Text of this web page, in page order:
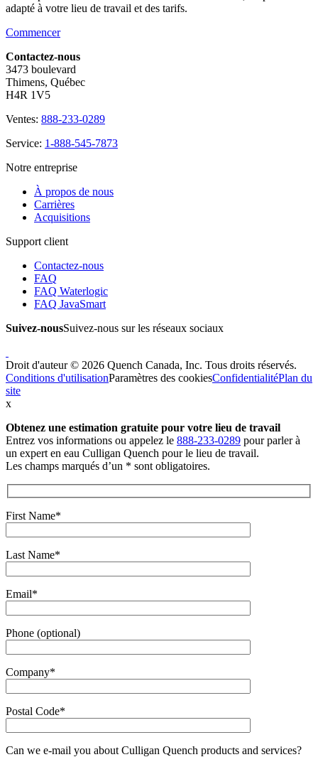
adapté à votre lieu de travail et des tarifs.
Commencer
Contactez-nous
3473 boulevard
Thimens, Québec
H4R 1V5
Ventes: 888-233-0289
Service: 1-888-545-7873
Notre entreprise
À propos de nous
Carrières
Acquisitions
Support client
Contactez-nous
FAQ
FAQ Waterlogic
FAQ JavaSmart
Suivez-nousSuivez-nous sur les réseaux sociaux
Droit d'auteur © 2026 Quench Canada, Inc. Tous droits réservés.
Conditions d'utilisationParamètres des cookiesConfidentialitéPlan du
site
x
Obtenez une estimation gratuite pour votre lieu de travail
Entrez vos informations ou appelez le 888-233-0289 pour parler à
un expert en eau Culligan Quench pour le lieu de travail.
Les champs marqués d’un * sont obligatoires.
First Name*
Last Name*
Email*
Phone (optional)
Company*
Postal Code*
Can we e-mail you about Culligan Quench products and services?